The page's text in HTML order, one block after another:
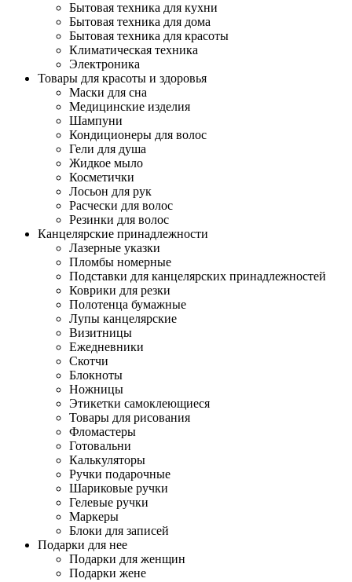
Бытовая техника для кухни
Бытовая техника для дома
Бытовая техника для красоты
Климатическая техника
Электроника
Товары для красоты и здоровья
Маски для сна
Медицинские изделия
Шампуни
Кондиционеры для волос
Гели для душа
Жидкое мыло
Косметички
Лосьон для рук
Расчески для волос
Резинки для волос
Канцелярские принадлежности
Лазерные указки
Пломбы номерные
Подставки для канцелярских принадлежностей
Коврики для резки
Полотенца бумажные
Лупы канцелярские
Визитницы
Ежедневники
Скотчи
Блокноты
Ножницы
Этикетки самоклеющиеся
Товары для рисования
Фломастеры
Готовальни
Калькуляторы
Ручки подарочные
Шариковые ручки
Гелевые ручки
Маркеры
Блоки для записей
Подарки для нее
Подарки для женщин
Подарки жене